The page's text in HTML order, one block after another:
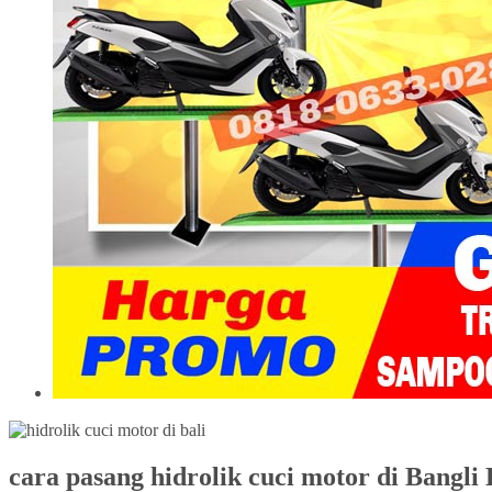
cara pasang hidrolik cuci motor di Bangli